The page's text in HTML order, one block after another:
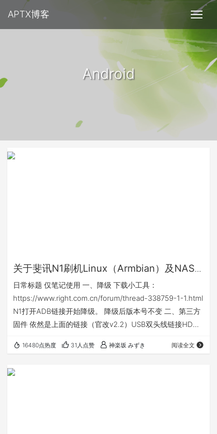
APTX博客
Android
关于斐讯N1刷机Linux（Armbian）及NAS
两三事
日常标题 仅笔记使用 一、降级 下载小工具：
https://www.right.com.cn/forum/thread-338759-1-1.html
N1打开ADB链接开始降级。 降级后版本号不变 二、第三方
固件 依然是上面的链接（官改v2.2）USB双头线链接HDMI
任何东西，但是电脑会显示设备已连接）。 打开上面的刷机
议：管理——》设备管理器——》操作——》添加过时硬件
16480点热度 31人点赞 神楽坂 みずき 阅读全文